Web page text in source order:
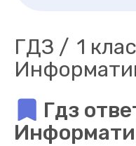
ГДЗ
1
Гдз